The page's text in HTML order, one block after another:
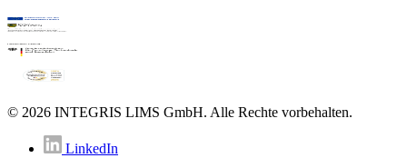
© 2026 INTEGRIS LIMS GmbH. Alle Rechte vorbehalten.
LinkedIn